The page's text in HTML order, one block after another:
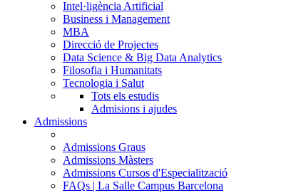
Intel·ligència Artificial
Business i Management
MBA
Direcció de Projectes
Data Science & Big Data Analytics
Filosofia i Humanitats
Tecnologia i Salut
Tots els estudis
Admisions i ajudes
Admissions
Admissions Graus
Admissions Màsters
Admissions Cursos d'Especialització
FAQs | La Salle Campus Barcelona